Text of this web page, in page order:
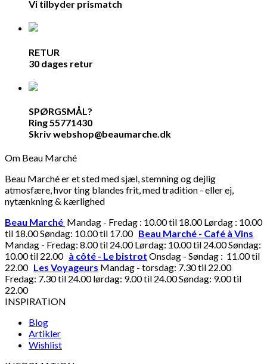
Vi tilbyder prismatch
RETUR
30 dages retur
SPØRGSMÅL?
Ring 55771430
Skriv webshop@beaumarche.dk
Om Beau Marché
Beau Marché er et sted med sjæl, stemning og dejlig
atmosfære, hvor ting blandes frit, med tradition - eller ej,
nytænkning & kærlighed
Beau Marché Mandag - Fredag : 10.00 til 18.00 Lørdag : 10.00
til 18.00 Søndag: 10.00 til 17.00 Beau Marché - Café à Vins
Mandag - Fredag: 8.00 til 24.00 Lørdag: 10.00 til 24.00 Søndag:
10.00 til 22.00 à côté - Le bistrot Onsdag - Søndag : 11.00 til
22.00 Les Voyageurs Mandag - torsdag: 7.30 til 22.00
Fredag: 7.30 til 24.00 lørdag: 9.00 til 24.00 Søndag: 9.00 til
22.00
INSPIRATION
Blog
Artikler
Wishlist